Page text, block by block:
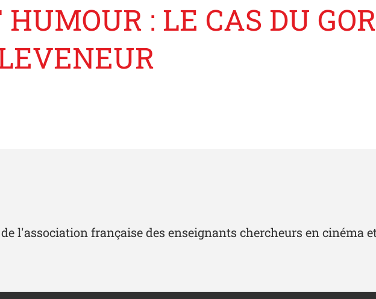
: LE CAS DU
l'association française des enseignants chercheurs en cinéma